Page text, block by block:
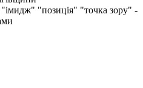
"імидж" "позиція" "точка зору" -